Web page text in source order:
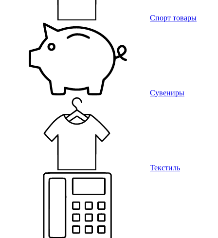
Спорт товары
Сувениры
Текстиль